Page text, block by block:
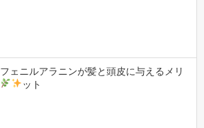
フェニルアラニンが髪と頭皮に与えるメリ
ット